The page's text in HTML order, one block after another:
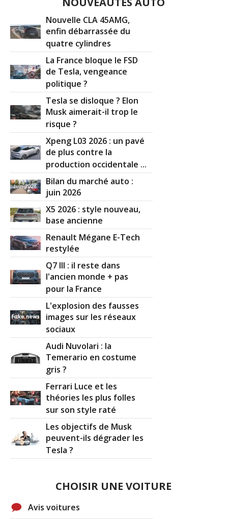
Nouvelle CLA 45AMG,
enfin débarrassée du
quatre cylindres
La France bloque le FSD
de Tesla, vengeance
politique ?
Tesla se disloque ? Elon
Musk aimerait-il trop le
risque ?
Xpeng L03 2026 : un pavé
de plus contre la
production occidentale ...
Bilan du marché auto :
juin 2026
X5 2026 : style nouveau,
base ancienne
Renault Mégane E-Tech
restylée
Q7 III : il reste dans
l'ancien monde + pas
pour la France
L'explosion des fausses
images sur les réseaux
sociaux
Audi Nuvolari : la
Temerario en costume
gris ?
Ferrari Luce et les
théories les plus folles
sur son style raté
Les objectifs de Musk
peuvent-ils dégrader les
Tesla ?
CHOISIR UNE VOITURE
Avis voitures